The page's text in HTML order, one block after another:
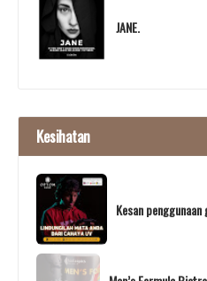
JANE.
Kesihatan
Kesan